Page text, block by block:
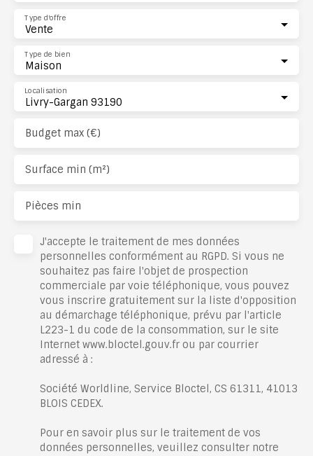
Vente
Type d'offre
Maison
Type de bien
Livry-Gargan 93190
Localisation
Budget max (€)
Surface min (m²)
Pièces min
J'accepte le traitement de mes données
personnelles conformément au RGPD. Si vous ne
souhaitez pas faire l'objet de prospection
commerciale par voie téléphonique, vous pouvez
vous inscrire gratuitement sur la liste d'opposition
au démarchage téléphonique, prévu par l'article
L223-1 du code de la consommation, sur le site
Internet www.bloctel.gouv.fr ou par courrier
adressé à :
Société Worldline, Service Bloctel, CS 61311, 41013
BLOIS CEDEX.
Pour en savoir plus sur le traitement de vos
données personnelles, veuillez consulter notre